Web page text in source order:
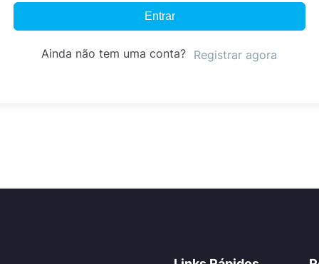
Entrar
Ainda não tem uma conta? Registrar agora